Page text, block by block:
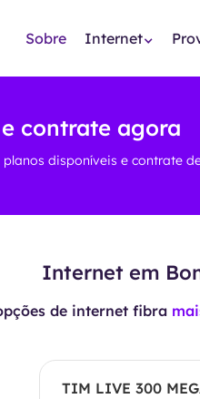
Sobre Internet
contrate agora
disponíveis e contrate
Internet em
de internet fibra
TIM LIVE 300